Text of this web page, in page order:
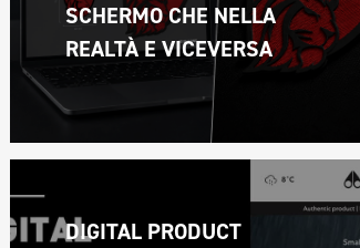
SCHERMO CHE NELLA
REALTÀ E VICEVERSA
DIGITAL PRODUCT